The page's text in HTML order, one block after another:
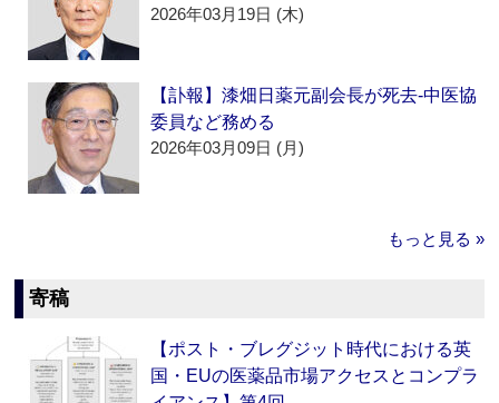
2026年03月19日 (木)
【訃報】漆畑日薬元副会長が死去‐中医協
委員など務める
2026年03月09日 (月)
もっと見る »
寄稿
【ポスト・ブレグジット時代における英
国・EUの医薬品市場アクセスとコンプラ